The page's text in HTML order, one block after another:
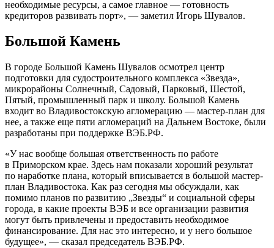
необходимые ресурсы, а самое главное — готовность
кредиторов развивать порт», — заметил Игорь Шувалов.
Большой Камень
В городе Большой Камень Шувалов осмотрел центр
подготовки для судостроительного комплекса «Звезда»,
микрорайоны Солнечный, Садовый, Парковый, Шестой,
Пятый, промышленный парк и школу. Большой Камень
входит во Владивостокскую агломерацию — мастер-план для
нее, а также еще пяти агломераций на Дальнем Востоке, были
разработаны при поддержке ВЭБ.РФ.
«У нас вообще большая ответственность по работе
в Приморском крае. Здесь нам показали хороший результат
по наработке плана, который вписывается в большой мастер-
план Владивостока. Как раз сегодня мы обсуждали, как
помимо планов по развитию „Звезды“ и социальной сферы
города, в какие проекты ВЭБ и все организации развития
могут быть привлечены и предоставить необходимое
финансирование. Для нас это интересно, и у него большое
будущее», — сказал председатель ВЭБ.РФ.